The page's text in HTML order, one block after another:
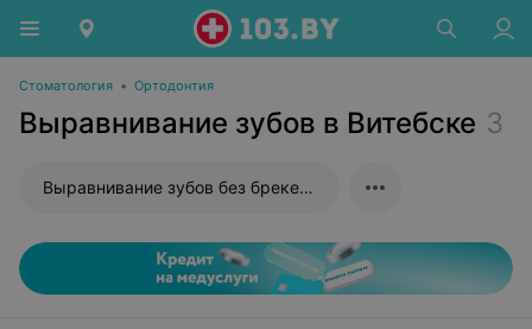
Стоматология • Ортодонтия
Выравнивание зубов в Витебске 3
Выравнивание зубов без брекетов